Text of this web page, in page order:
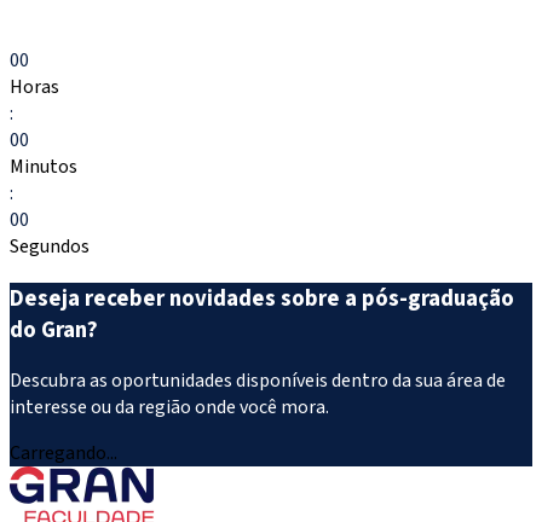
00
Horas
:
00
Minutos
:
00
Segundos
Deseja receber novidades sobre a pós-graduação
do Gran?
Descubra as oportunidades disponíveis dentro da sua área de
interesse ou da região onde você mora.
Carregando...